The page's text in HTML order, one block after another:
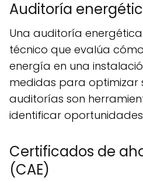
Auditoría
Una auditoría energética es un análisis
técnico que evalúa
energía en una
medidas para optimizar
auditorías son
identificar
Certificados de
(CAE)